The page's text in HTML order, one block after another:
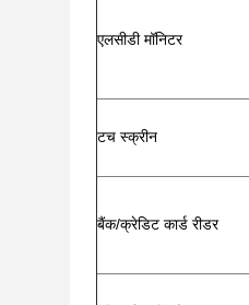
एलसीडी मॉनिटर
टच स्क्रीन
बैंक/क्रेडिट कार्ड रीडर